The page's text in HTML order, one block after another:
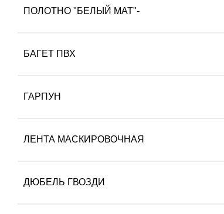
ПОЛОТНО "БЕЛЫЙ МАТ"-
БАГЕТ ПВХ
ГАРПУН
ЛЕНТА МАСКИРОВОЧНАЯ
ДЮБЕЛЬ ГВОЗДИ